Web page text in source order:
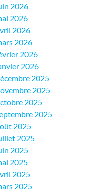
2026
2026
2026
2026
2026
2026
2025
2025
2025
2025
2025
2025
2025
2025
2025
2025